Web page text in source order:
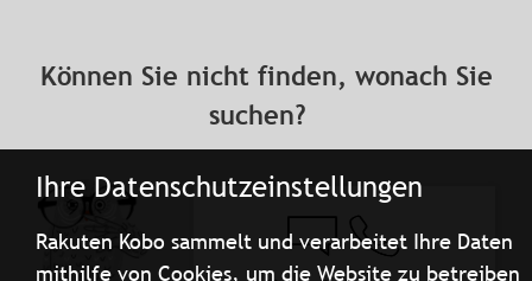
Ihre Datenschutzeinstellungen
Rakuten Kobo sammelt und verarbeitet Ihre Daten
mithilfe von Cookies, um die Website zu betreiben
Können Sie nicht finden, wonach Sie
suchen?